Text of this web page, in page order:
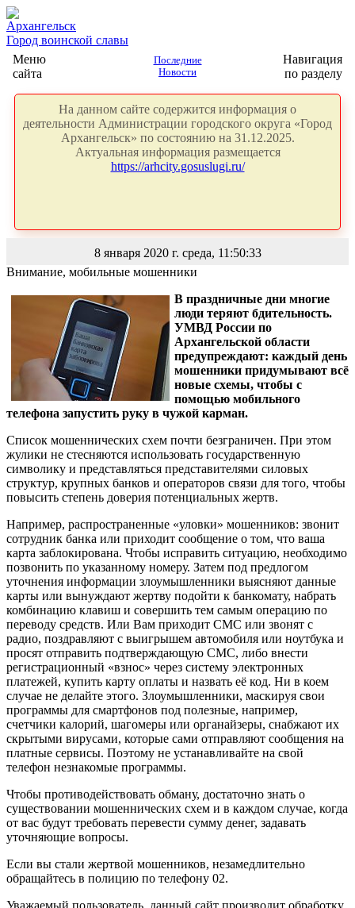
Архангельск
Город воинской славы
Меню
сайта
Последние
Новости
Навигация
по разделу
На данном сайте содержится информация о
деятельности Администрации городского округа «Город
Архангельск» по состоянию на 31.12.2025.
Актуальная информация размещается
https://arhcity.gosuslugi.ru/
8 января 2020 г. среда, 11:50:33
Внимание, мобильные мошенники
В праздничные дни многие
люди теряют бдительность.
УМВД России по
Архангельской области
предупреждают: каждый день
мошенники придумывают всё
новые схемы, чтобы с
помощью мобильного
телефона запустить руку в чужой карман.
Список мошеннических схем почти безграничен. При этом
жулики не стесняются использовать государственную
символику и представляться представителями силовых
структур, крупных банков и операторов связи для того, чтобы
повысить степень доверия потенциальных жертв.
Например, распространенные «уловки» мошенников: звонит
сотрудник банка или приходит сообщение о том, что ваша
карта заблокирована. Чтобы исправить ситуацию, необходимо
позвонить по указанному номеру. Затем под предлогом
уточнения информации злоумышленники выясняют данные
карты или вынуждают жертву подойти к банкомату, набрать
комбинацию клавиш и совершить тем самым операцию по
переводу средств. Или Вам приходит СМС или звонят с
радио, поздравляют с выигрышем автомобиля или ноутбука и
просят отправить подтверждающую СМС, либо внести
регистрационный «взнос» через систему электронных
платежей, купить карту оплаты и назвать её код. Ни в коем
случае не делайте этого. Злоумышленники, маскируя свои
программы для смартфонов под полезные, например,
счетчики калорий, шагомеры или органайзеры, снабжают их
скрытыми вирусами, которые сами отправляют сообщения на
платные сервисы. Поэтому не устанавливайте на свой
телефон незнакомые программы.
Чтобы противодействовать обману, достаточно знать о
существовании мошеннических схем и в каждом случае, когда
от вас будут требовать перевести сумму денег, задавать
уточняющие вопросы.
Если вы стали жертвой мошенников, незамедлительно
обращайтесь в полицию по телефону 02.
Уважаемый пользователь, данный сайт производит обработку